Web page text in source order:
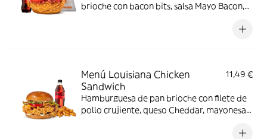
brioche con bacon bits, salsa Mayo Bacon,
Menú Louisiana Chicken
Sandwich
11,49 €
Hamburguesa de pan brioche con filete de
pollo crujiente, queso Cheddar, mayonesa,